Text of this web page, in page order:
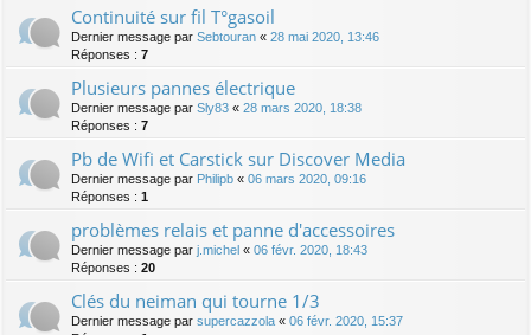
Continuité sur fil T°gasoil
Dernier message par Sebtouran « 28 mai 2020, 13:46
Réponses : 7
Plusieurs pannes électrique
Dernier message par Sly83 « 28 mars 2020, 18:38
Réponses : 7
Pb de Wifi et Carstick sur Discover Media
Dernier message par Philipb « 06 mars 2020, 09:16
Réponses : 1
problèmes relais et panne d'accessoires
Dernier message par j.michel « 06 févr. 2020, 18:43
Réponses : 20
Clés du neiman qui tourne 1/3
Dernier message par supercazzola « 06 févr. 2020, 15:37